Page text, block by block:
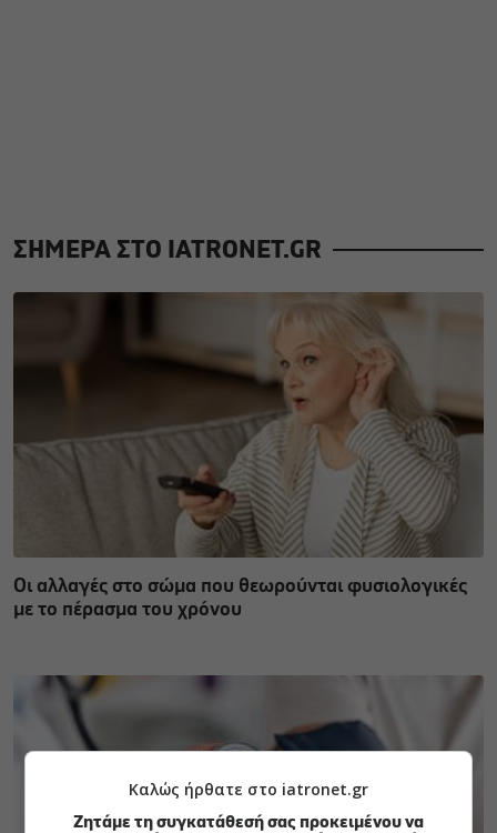
ΣΗΜΕΡΑ ΣΤΟ IATRONET.GR
Οι αλλαγές στο σώμα που θεωρούνται φυσιολογικές
με το πέρασμα του χρόνου
Καλώς ήρθατε στο iatronet.gr
Ζητάμε τη συγκατάθεσή σας προκειμένου να